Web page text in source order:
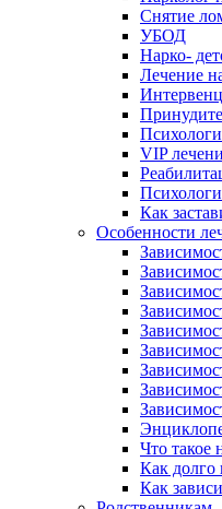
Снятие
УБОД
Нарко-
Лечение
VIP
Как
Особенности
Что такое
Как долго
Как